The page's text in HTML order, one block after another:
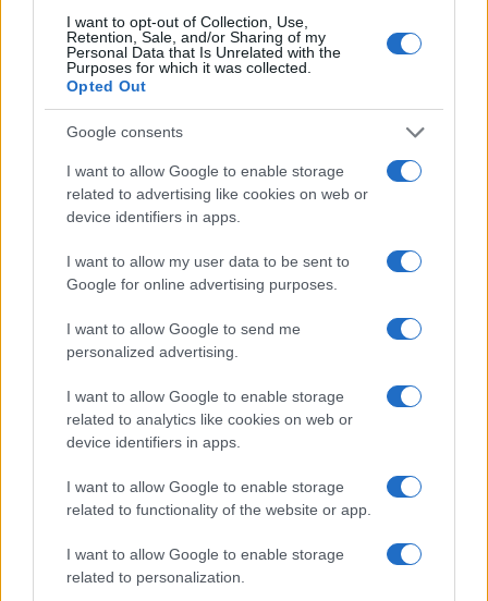
I want to opt-out of Collection, Use,
Retention, Sale, and/or Sharing of my
Personal Data that Is Unrelated with the
Purposes for which it was collected.
Opted Out
Google consents
I want to allow Google to enable storage
related to advertising like cookies on web or
device identifiers in apps.
I want to allow my user data to be sent to
Google for online advertising purposes.
I want to allow Google to send me
personalized advertising.
I want to allow Google to enable storage
related to analytics like cookies on web or
device identifiers in apps.
I want to allow Google to enable storage
related to functionality of the website or app.
I want to allow Google to enable storage
related to personalization.
Stap-voor-stap gids voor een eenvoudige dcf-berekening
Lotte de Vries · 5 aug 2026
CRYPTOKOERSEN
(PAXG)